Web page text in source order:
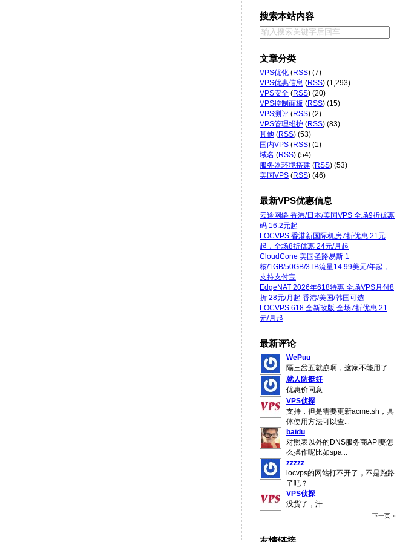
搜索本站内容
文章分类
VPS优化 (RSS) (7)
VPS优惠信息 (RSS) (1,293)
VPS安全 (RSS) (20)
VPS控制面板 (RSS) (15)
VPS测评 (RSS) (2)
VPS管理维护 (RSS) (83)
其他 (RSS) (53)
国内VPS (RSS) (1)
域名 (RSS) (54)
服务器环境搭建 (RSS) (53)
美国VPS (RSS) (46)
最新VPS优惠信息
云途网络 香港/日本/美国VPS 全场9折优惠
码 16.2元起
LOCVPS 香港新国际机房7折优惠 21元
起，全场8折优惠 24元/月起
CloudCone 美国圣路易斯 1
核/1GB/50GB/3TB流量14.99美元/年起，
支持支付宝
EdgeNAT 2026年618特惠 全场VPS月付8
折 28元/月起 香港/美国/韩国可选
LOCVPS 618 全新改版 全场7折优惠 21
元/月起
最新评论
WePuu
隔三岔五就崩啊，这家不能用了
就人防挺好
优惠价同意
VPS侦探
支持，但是需要更新acme.sh，具
体使用方法可以查
baidu
对照表以外的DNS服务商API要怎
么操作呢比如spa
zzzzz
locvps的网站打不开了，不是跑路
了吧？
VPS侦探
没货了，汗
下一页 »